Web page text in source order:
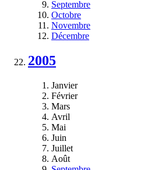
Septembre
Octobre
Novembre
Décembre
2005
Janvier
Février
Mars
Avril
Mai
Juin
Juillet
Août